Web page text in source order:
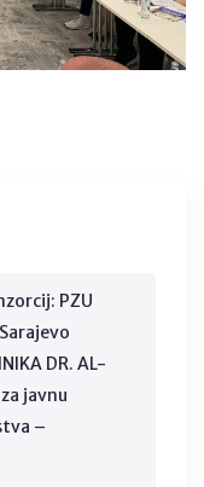
PZU
DR. AL-
javnu
–